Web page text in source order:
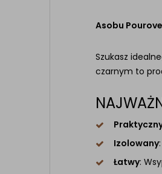
Asobu
Szukasz
czarnym to
Izolowany
Łatwy: